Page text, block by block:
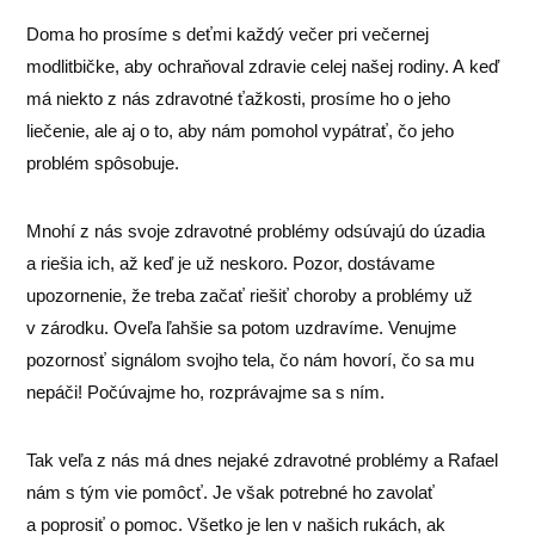
Doma ho prosíme s deťmi každý večer pri večernej
modlitbičke, aby ochraňoval zdravie celej našej rodiny. A keď
má niekto z nás zdravotné ťažkosti, prosíme ho o jeho
liečenie, ale aj o to, aby nám pomohol vypátrať, čo jeho
problém spôsobuje.
Mnohí z nás svoje zdravotné problémy odsúvajú do úzadia
a riešia ich, až keď je už neskoro. Pozor, dostávame
upozornenie, že treba začať riešiť choroby a problémy už
v zárodku. Oveľa ľahšie sa potom uzdravíme. Venujme
pozornosť signálom svojho tela, čo nám hovorí, čo sa mu
nepáči! Počúvajme ho, rozprávajme sa s ním.
Tak veľa z nás má dnes nejaké zdravotné problémy a Rafael
nám s tým vie pomôcť. Je však potrebné ho zavolať
a poprosiť o pomoc. Všetko je len v našich rukách, ak